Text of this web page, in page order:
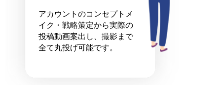
アカウントのコンセプトメ
イク・戦略策定から実際の
投稿動画案出し、撮影まで
全て丸投げ可能です。